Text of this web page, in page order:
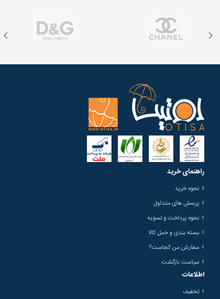
راهنمای خرید
نحوه خرید
پرسش های متداول
نحوه پرداخت و تسویه
بسته بندی و حمل کالا
سفارش من کجاست؟
سیاست بازگشت
اطلاعات
تخفیف